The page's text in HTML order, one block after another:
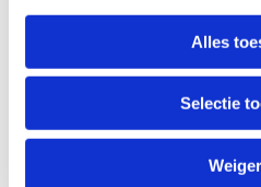
trekken. Dit kunt u doen via
linksonder op onze website.
Alles
Selectie
over de voordelen van
op met
relatiemanagers voor
gesprek.